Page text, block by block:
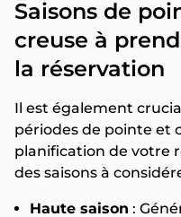
Saisons de
creuse à
la réservation
Il est également
périodes de pointe et
planification de votre
des saisons à
Haute saison :